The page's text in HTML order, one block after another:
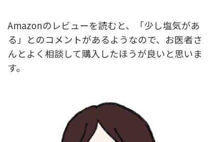
Amazonのレビューを読むと、「少し塩気があ
る」とのコメントがあるようなので、お医者さ
んとよく相談して購入したほうが良いと思いま
す。